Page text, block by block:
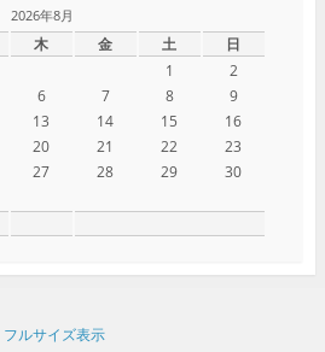
2026年8月
木 金 土 日
1
2
6 7 8
9
13 14 15
16
20 21 22
23
27 28 29
30
フルサイズ表示